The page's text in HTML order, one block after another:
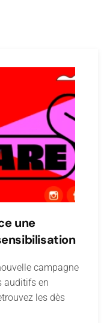
une
campagne
auditifs en
les dès